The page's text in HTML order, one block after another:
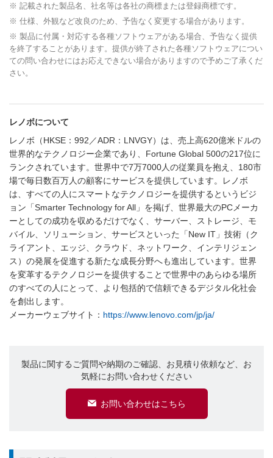
※ 記載された製品名、社名等は各社の商標または登録商標です。
※ 仕様、外観など改良のため、予告なく変更する場合があります。
※ 製品に付属・対応する各種ソフトウェアがある場合、予告なく提供
を終了することがあります。提供が終了された各種ソフトウェアについ
ての問い合わせにはお応えできない場合がありますので予めご了承くだ
さい。
レノボについて
レノボ（HKSE：992／ADR：LNVGY）は、売上高620億米ドルの
世界的なテクノロジー企業であり、Fortune Global 500の217位に
ランクされています。世界中で7万7000人の従業員を抱え、180市
場で毎日数百万人の顧客にサービスを提供しています。レノボ
は、すべての人にスマートなテクノロジーを提供するというビジ
ョン「Smarter Technology for All」を掲げ、世界最大のPCメーカ
ーとしての成功を収めるだけでなく、サーバー、ストレージ、モ
バイル、ソリューション、サービスといった「New IT」技術（ク
ライアント、エッジ、クラウド、ネットワーク、インテリジェン
ス）の発展を促進する新たな成長分野へも進出しています。世界
を変革するテクノロジーを提供することで世界中のあらゆる場所
のすべての人にとって、より包括的で信頼できるデジタル化社会
を創出します。
メーカーウェブサイト： https://www.lenovo.com/jp/ja/
製品に関するご質問や納期のご確認、お見積り依頼など、お
気軽にお問い合わせください
お問い合わせはこちら